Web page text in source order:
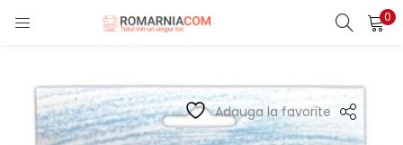
0
LOGIN REGISTER
Enter your username and password to login.
Adauga la favorite